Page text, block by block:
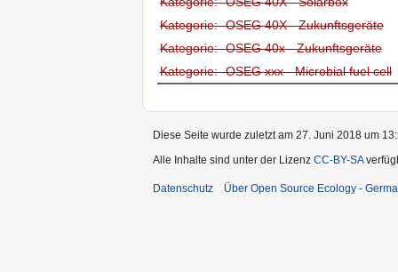
Kategorie: -OSEG 40X - Zukunftsgeräte
Kategorie: -OSEG 40x - Zukunftsgeräte
Kategorie: -OSEG xxx - Microbial fuel cell
Diese Seite wurde zuletzt am 27. Juni 2018 um
Alle Inhalte sind unter der Lizenz CC-BY-SA
Datenschutz Über Open Source Ecology -